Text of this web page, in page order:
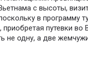
с высоты,
в программу
путевки во
не одну, а две